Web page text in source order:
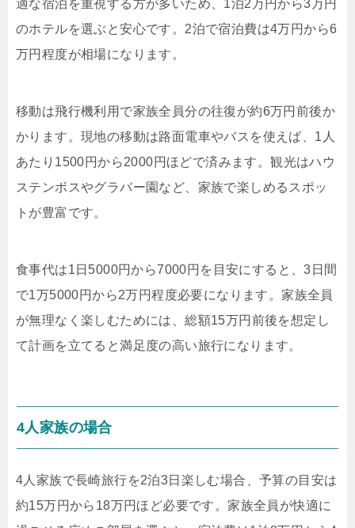
適な宿泊を重視する方が多いため、1泊2万円から3万円
のホテルを選ぶと安心です。2泊で宿泊費は4万円から6
万円程度が相場になります。
移動は飛行機利用で家族全員分の往復が約6万円前後か
かります。現地の移動は路面電車やバスを使えば、1人
あたり1500円から2000円ほどで済みます。観光はハウ
ステンボスやグラバー園など、家族で楽しめるスポッ
トが豊富です。
食事代は1日5000円から7000円を目安にすると、3日間
で1万5000円から2万円程度必要になります。家族全員
が無理なく楽しむためには、総額15万円前後を想定し
て計画を立てると満足度の高い旅行になります。
4人家族の場合
4人家族で長崎旅行を2泊3日楽しむ場合、予算の目安は
約15万円から18万円ほど必要です。家族全員が快適に